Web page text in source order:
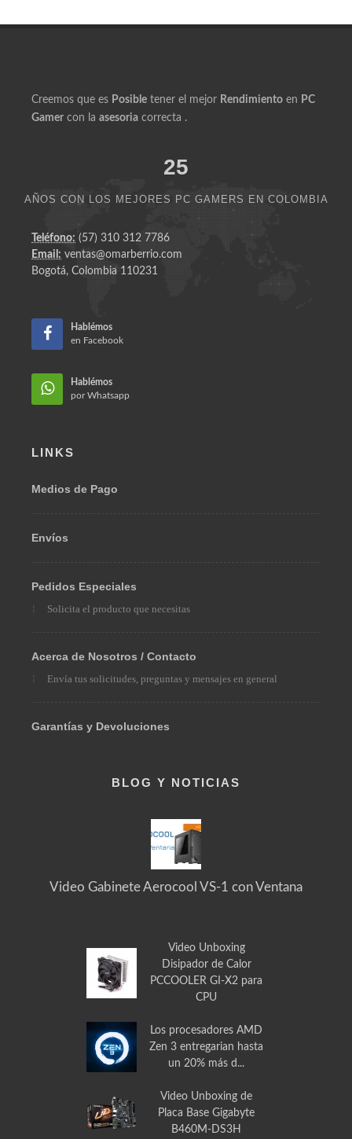
Creemos que es Posible tener el mejor Rendimiento en PC
Gamer con la asesoria correcta .
25
AÑOS CON LOS MEJORES PC GAMERS EN COLOMBIA
Teléfono: (57) 310 312 7786
Email: ventas@omarberrio.com
Bogotá, Colombia 110231
Hablémos
en Facebook
Hablémos
por Whatsapp
LINKS
Medios de Pago
Envíos
Pedidos Especiales
Solicita el producto que necesitas
Acerca de Nosotros / Contacto
Envía tus solicitudes, preguntas y mensajes en general
Garantías y Devoluciones
BLOG Y NOTICIAS
Video Gabinete Aerocool VS-1 con Ventana
Video Unboxing
Disipador de Calor
PCCOOLER GI-X2 para
CPU
Los procesadores AMD
Zen 3 entregarian hasta
un 20% más d...
Video Unboxing de
Placa Base Gigabyte
B460M-DS3H